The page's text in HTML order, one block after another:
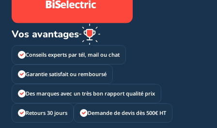
Vos avantages
Conseils experts par tél, mail ou chat
Garantie satisfait ou remboursé
Des marques avec un très bon rapport qualité prix
Retours 30 jours Demande de devis dès 500€ HT